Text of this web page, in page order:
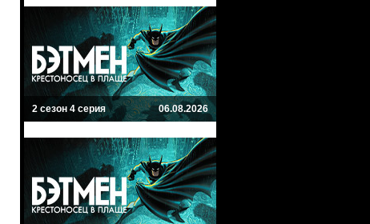
2 сезон 4 серия 06.08.2026